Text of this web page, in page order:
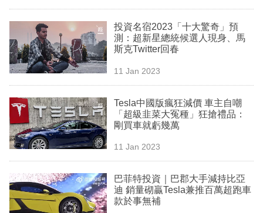
投資名宿2023「十大驚奇」預
測：超新星總統候選人現身、馬
斯克Twitter回春
11 Jan 2023
Tesla中國版瘋狂減價 車主自嘲
「超級韭菜大冤種」狂搶禮品：
剛買車就虧幾萬
11 Jan 2023
巴菲特投資｜巴郡大手減持比亞
迪 銷量砌贏Tesla兼推百萬超跑車
款於事無補